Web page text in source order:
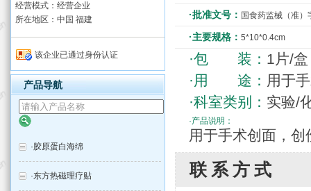
·批准文号： 国食药监械（准）
·主要规格： 5*10*0.4cm
·包 装： 1片/盒
·用 途： 用于
·科室类别： 实验/
·产品说明：
用于手术创面，
联系方式
经营模式：经营企业
所在地区：中国 福建
该企业已通过身份认证
产品导航
·胶原蛋白海绵
·东方热磁理疗贴